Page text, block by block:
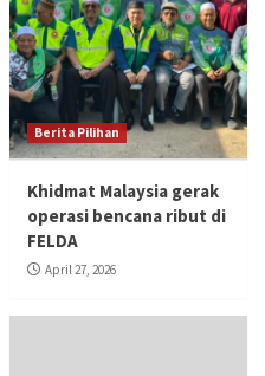
Berita Pilihan
Khidmat Malaysia gerak
operasi bencana ribut di
FELDA
April 27, 2026